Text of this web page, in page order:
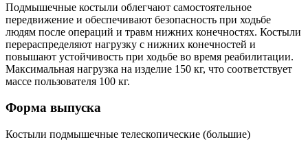
Подмышечные костыли облегчают самостоятельное
передвижение и обеспечивают безопасность при ходьбе
людям после операций и травм нижних конечностях. Костыли
перераспределяют нагрузку с нижних конечностей и
повышают устойчивость при ходьбе во время реабилитации.
Максимальная нагрузка на изделие 150 кг, что соответствует
массе пользователя 100 кг.
Форма выпуска
Костыли подмышечные телескопические (большие)